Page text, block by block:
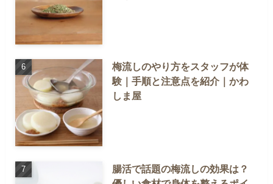
梅流しのやり方をスタッフが体
験｜手順と注意点を紹介｜かわ
しま屋
腸活で話題の梅流しの効果は？